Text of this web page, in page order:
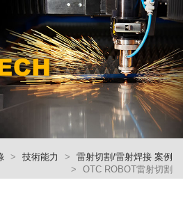
技術能力
雷射切割/雷射焊接 案例
OTC ROBOT雷射切割